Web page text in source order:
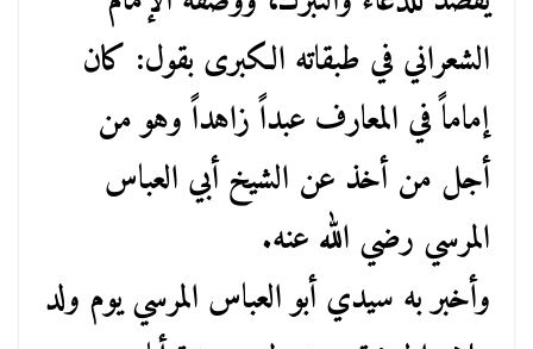
الشعراني في طبقاته الكبرى بقول: كان
إماماً في المعارف عبداً زاهداً وهو من
أجل من أخذ عن الشيخ أبي العباس
المرسي رضي الله عنه.
وأخبر به سيدي أبو العباس المرسي يوم ولد